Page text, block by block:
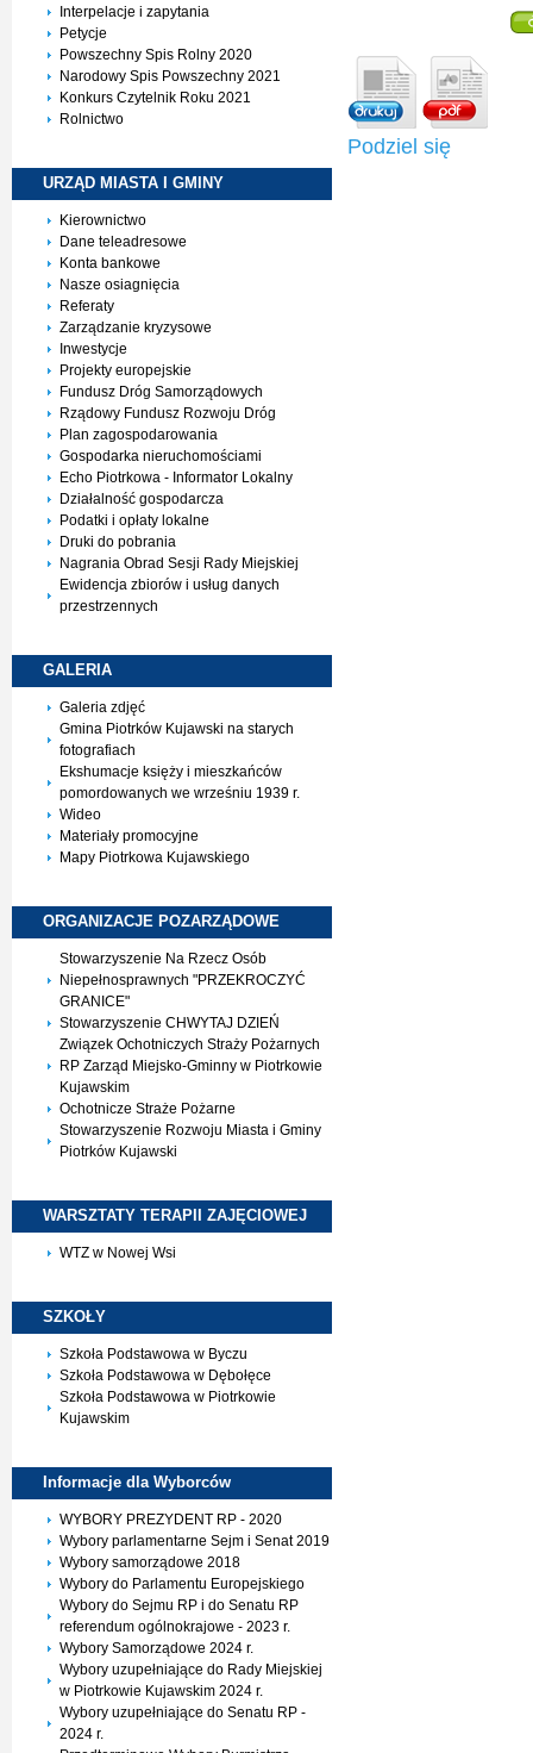
Interpelacje i zapytania
Petycje
Powszechny Spis Rolny 2020
Narodowy Spis Powszechny 2021
Konkurs Czytelnik Roku 2021
Rolnictwo
URZĄD MIASTA I GMINY
Kierownictwo
Dane teleadresowe
Konta bankowe
Nasze osiagnięcia
Referaty
Zarządzanie kryzysowe
Inwestycje
Projekty europejskie
Fundusz Dróg Samorządowych
Rządowy Fundusz Rozwoju Dróg
Plan zagospodarowania
Gospodarka nieruchomościami
Echo Piotrkowa - Informator Lokalny
Działalność gospodarcza
Podatki i opłaty lokalne
Druki do pobrania
Nagrania Obrad Sesji Rady Miejskiej
Ewidencja zbiorów i usług danych
przestrzennych
GALERIA
Galeria zdjęć
Gmina Piotrków Kujawski na starych
fotografiach
Ekshumacje księży i mieszkańców
pomordowanych we wrześniu 1939 r.
Wideo
Materiały promocyjne
Mapy Piotrkowa Kujawskiego
ORGANIZACJE POZARZĄDOWE
Stowarzyszenie Na Rzecz Osób
Niepełnosprawnych "PRZEKROCZYĆ
GRANICE"
Stowarzyszenie CHWYTAJ DZIEŃ
Związek Ochotniczych Straży Pożarnych
RP Zarząd Miejsko-Gminny w Piotrkowie
Kujawskim
Ochotnicze Straże Pożarne
Stowarzyszenie Rozwoju Miasta i Gminy
Piotrków Kujawski
WARSZTATY TERAPII ZAJĘCIOWEJ
WTZ w Nowej Wsi
SZKOŁY
Szkoła Podstawowa w Byczu
Szkoła Podstawowa w Dębołęce
Szkoła Podstawowa w Piotrkowie
Kujawskim
Informacje dla Wyborców
WYBORY PREZYDENT RP - 2020
Wybory parlamentarne Sejm i Senat 2019
Wybory samorządowe 2018
Wybory do Parlamentu Europejskiego
Wybory do Sejmu RP i do Senatu RP
referendum ogólnokrajowe - 2023 r.
Wybory Samorządowe 2024 r.
Wybory uzupełniające do Rady Miejskiej
w Piotrkowie Kujawskim 2024 r.
Wybory uzupełniające do Senatu RP -
2024 r.
Podziel się